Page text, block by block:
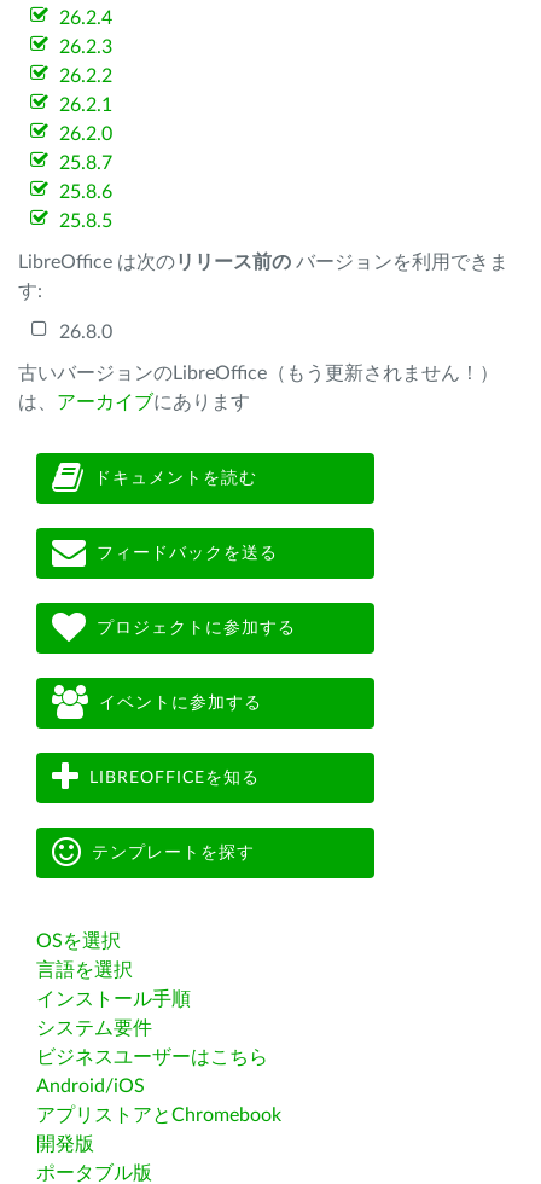
26.2.4
26.2.3
26.2.2
26.2.1
26.2.0
25.8.7
25.8.6
25.8.5
LibreOffice は次のリリース前の バージョンを利用できま
す:
26.8.0
古いバージョンのLibreOffice（もう更新されません！）
は、 アーカイブにあります
ドキュメントを読む
フィードバックを送る
プロジェクトに参加する
イベントに参加する
LIBREOFFICEを知る
テンプレートを探す
OSを選択
言語を選択
インストール手順
システム要件
ビジネスユーザーはこちら
Android/iOS
アプリストアとChromebook
開発版
ポータブル版